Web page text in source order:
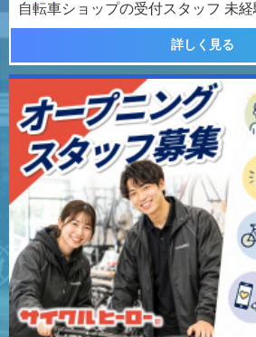
自転車ショップの受付スタッフ 未
詳しく見る